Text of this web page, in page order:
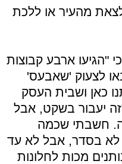
מהעיר או ללכת
"הגיעו ארבע קבוצות
לצעוק 'שאבעס'
כאן ושבית העסק
יעבור בשקט, אבל
חשבתי שכמה
לא בסדר, אבל לא עד
מכות לחלונות